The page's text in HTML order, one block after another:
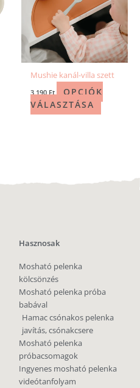
Mushie kanál-villa szett
3 190 Ft
OPCIÓK
VÁLASZTÁSA
Hasznosak
Mosható pelenka
kölcsönzés
Mosható pelenka próba
babával
Hamac csónakos pelenka
javítás, csónakcsere
Mosható pelenka
próbacsomagok
Ingyenes mosható pelenka
videótanfolyam